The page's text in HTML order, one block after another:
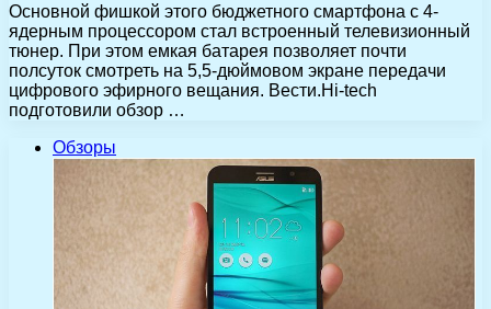
Основной фишкой этого бюджетного смартфона с 4-
ядерным процессором стал встроенный телевизионный
тюнер. При этом емкая батарея позволяет почти
полсуток смотреть на 5,5-дюймовом экране передачи
цифрового эфирного вещания. Вести.Hi-tech
подготовили обзор …
Обзоры